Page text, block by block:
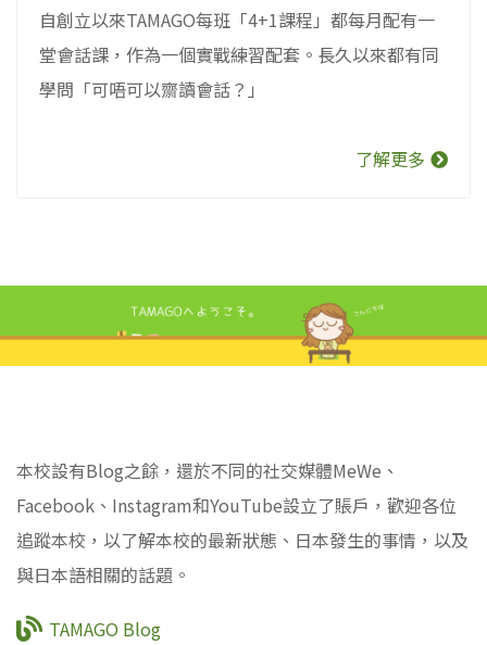
自創立以來TAMAGO每班「4+1課程」都每月配有一
堂會話課，作為一個實戰練習配套。長久以來都有同
學問「可唔可以齋讀會話？」
了解更多
本校設有Blog之餘，還於不同的社交媒體MeWe、
Facebook、Instagram和YouTube設立了賬戶，歡迎各位
追蹤本校，以了解本校的最新狀態、日本發生的事情，以及
與日本語相關的話題。
TAMAGO Blog